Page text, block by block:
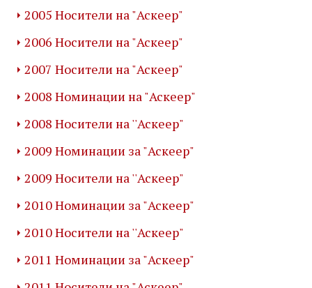
2005 Носители на "Аскеер"
2006 Носители на "Аскеер"
2007 Носители на "Аскеер"
2008 Номинации на "Аскеер"
2008 Носители на ''Аскеер"
2009 Номинации за "Аскеер"
2009 Носители на ''Аскеер"
2010 Номинации за "Аскеер"
2010 Носители на ''Аскеер"
2011 Номинации за "Аскеер"